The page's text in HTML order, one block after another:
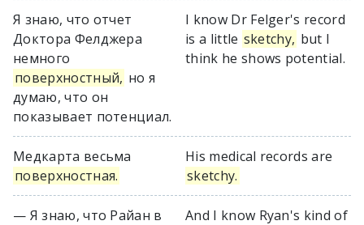
Я знаю, что отчет
Доктора Фелджера
немного
поверхностный, но я
думаю, что он
показывает потенциал.
I know Dr Felger's record
is a little sketchy, but I
think he shows potential.
Медкарта весьма
поверхностная.
His medical records are
sketchy.
— Я знаю, что Райан в
And I know Ryan's kind of